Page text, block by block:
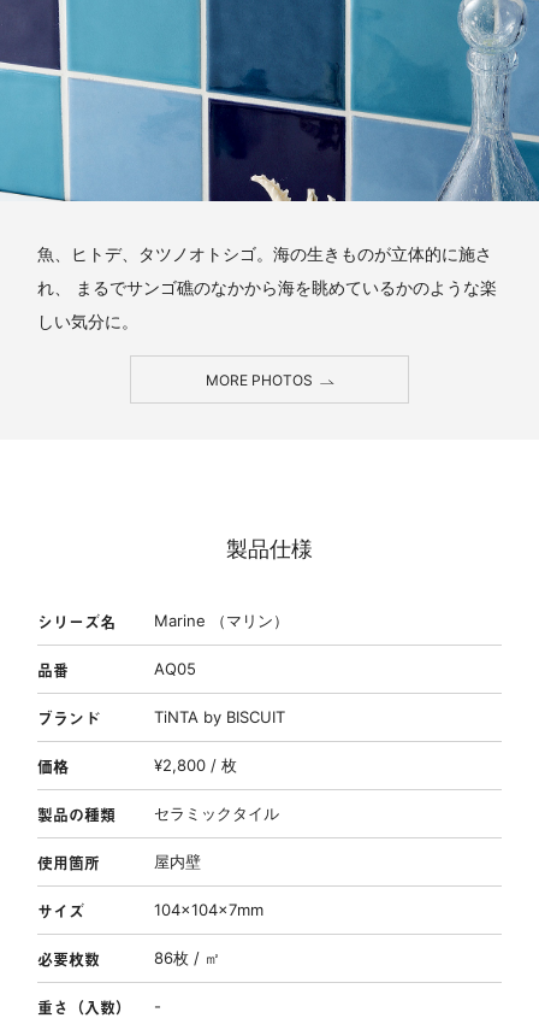
魚、ヒトデ、タツノオトシゴ。海の生きものが立体的に施さ
れ、 まるでサンゴ礁のなかから海を眺めているかのような楽
しい気分に。
MORE PHOTOS
製品仕様
シリーズ名 Marine （マリン）
品番 AQ05
ブランド TiNTA by BISCUIT
価格 ¥2,800 / 枚
製品の種類 セラミックタイル
使用箇所 屋内壁
サイズ 104×104×7mm
必要枚数 86枚 / ㎡
重さ（入数） -